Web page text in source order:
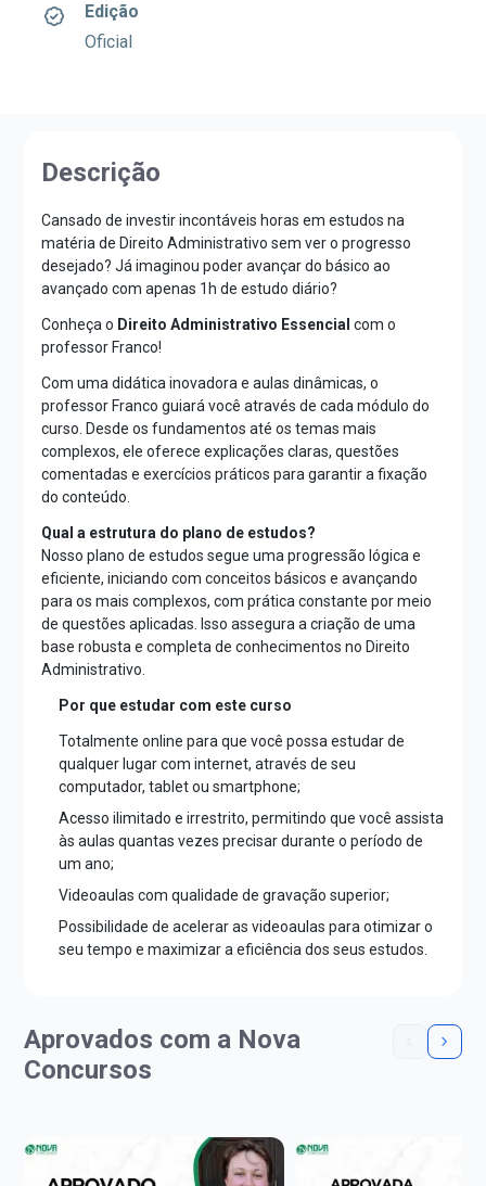
Edição
Oficial
Descrição
Cansado de investir incontáveis horas em estudos na
matéria de Direito Administrativo sem ver o progresso
desejado? Já imaginou poder avançar do básico ao
avançado com apenas 1h de estudo diário?
Conheça o Direito Administrativo Essencial com o
professor Franco!
Com uma didática inovadora e aulas dinâmicas, o
professor Franco guiará você através de cada módulo do
curso. Desde os fundamentos até os temas mais
complexos, ele oferece explicações claras, questões
comentadas e exercícios práticos para garantir a fixação
do conteúdo.
Qual a estrutura do plano de estudos?
Nosso plano de estudos segue uma progressão lógica e
eficiente, iniciando com conceitos básicos e avançando
para os mais complexos, com prática constante por meio
de questões aplicadas. Isso assegura a criação de uma
base robusta e completa de conhecimentos no Direito
Administrativo.
Por que estudar com este curso
Totalmente online para que você possa estudar de
qualquer lugar com internet, através de seu
computador, tablet ou smartphone;
Acesso ilimitado e irrestrito, permitindo que você assista
às aulas quantas vezes precisar durante o período de
um ano;
Videoaulas com qualidade de gravação superior;
Possibilidade de acelerar as videoaulas para otimizar o
seu tempo e maximizar a eficiência dos seus estudos.
Aprovados com a Nova
Concursos